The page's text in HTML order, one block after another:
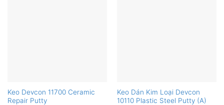
Keo Devcon 11700 Ceramic
Repair Putty
Keo Dán Kim Loại Devcon
10110 Plastic Steel Putty (A)